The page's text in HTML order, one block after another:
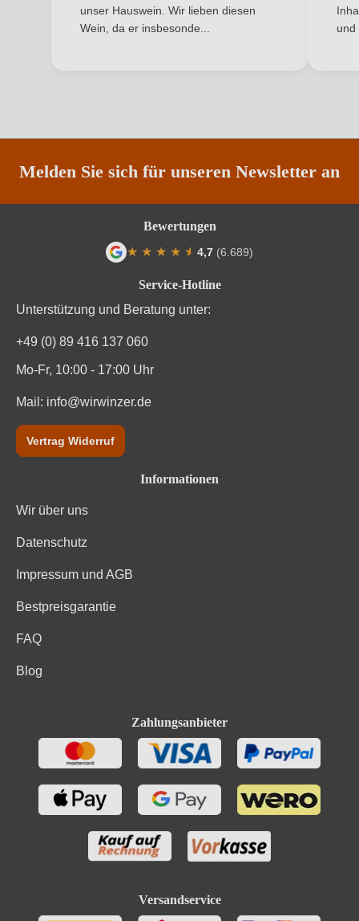
Lemberger
Traubenfarbe
Weinart Rotwein
unser Hauswein. Wir lieben diesen
Wein, da er insbesonde...
und
Melden Sie sich für unseren Newsletter an
Service-Hotline
Unterstützung und Beratung unter:
+49 (0) 89 416 137 060
Mo-Fr, 10:00 - 17:00 Uhr
Mail: info@wirwinzer.de
Vertrag Widerruf
Informationen
Wir über uns
Datenschutz
Impressum und AGB
Bestpreisgarantie
FAQ
Blog
Zahlungsanbieter
Versandservice
Bewertungen
★ ★ ★ ★ ★
★ 4,7 (6.689)